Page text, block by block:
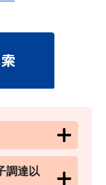
調達以